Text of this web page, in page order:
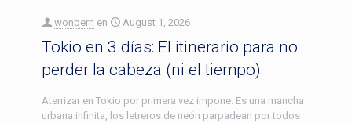
wonbern en August 1, 2026
Tokio en 3 días: El itinerario para no
perder la cabeza (ni el tiempo)
Aterrizar en Tokio por primera vez impone. Es una mancha
urbana infinita, los letreros de neón parpadean por todos